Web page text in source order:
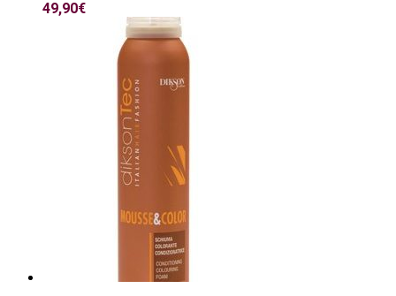
49,90€